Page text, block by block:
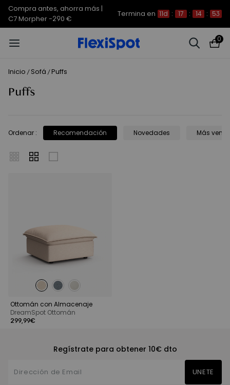
Compra antes, ahorra más |
C7 Morpher -290 €
Termina en 11d : 17 : 14 : 53
0
Inicio / Sofá /Puffs
Puffs
Ordenar : Recomendación Novedades Más
Ottomán con Almacenaje
DreamSpot Ottomán
299,99€
Regístrate para obtener 10€ dto
UNETE